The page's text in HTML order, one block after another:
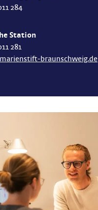
284
Station
281
braunschweig.de